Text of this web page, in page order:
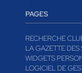
PAGES
RECHERCHE
LA GAZETTE DES
WIDGETS
LOGICIEL DE